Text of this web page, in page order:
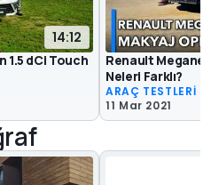
14:12
1.5 dCi Touch
Renault Megane
Neleri Farklı?
ARAÇ TESTLERİ
11 Mar 2021